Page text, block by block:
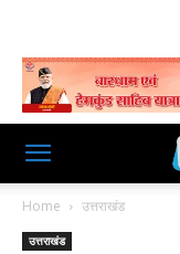
Home उत्तराखंड
उत्तराखंड